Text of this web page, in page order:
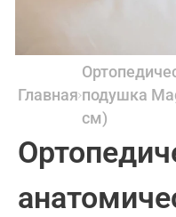
Главная подушка
см)